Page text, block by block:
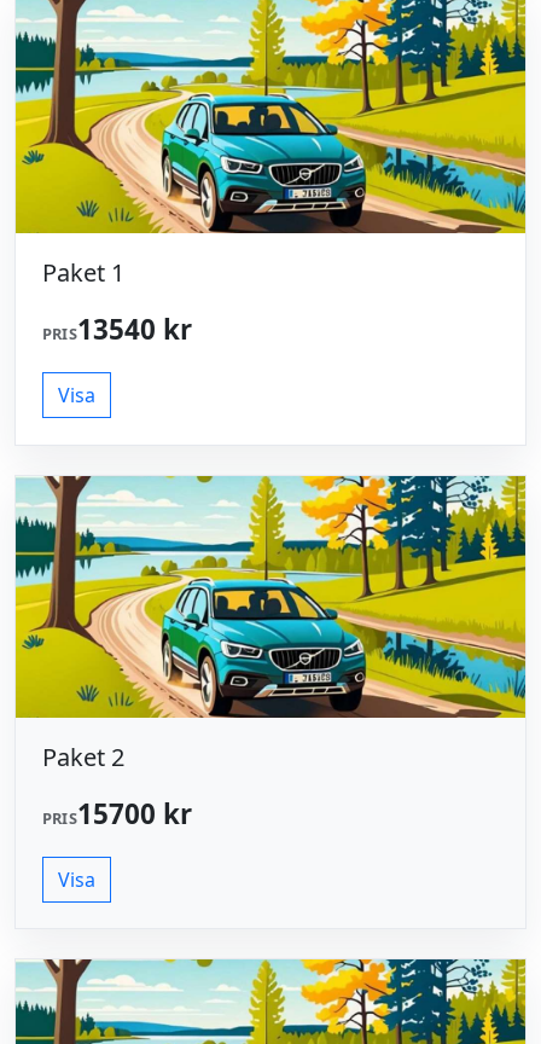
Paket 1
PRIS13540 kr
Visa
Paket 2
PRIS15700 kr
Visa